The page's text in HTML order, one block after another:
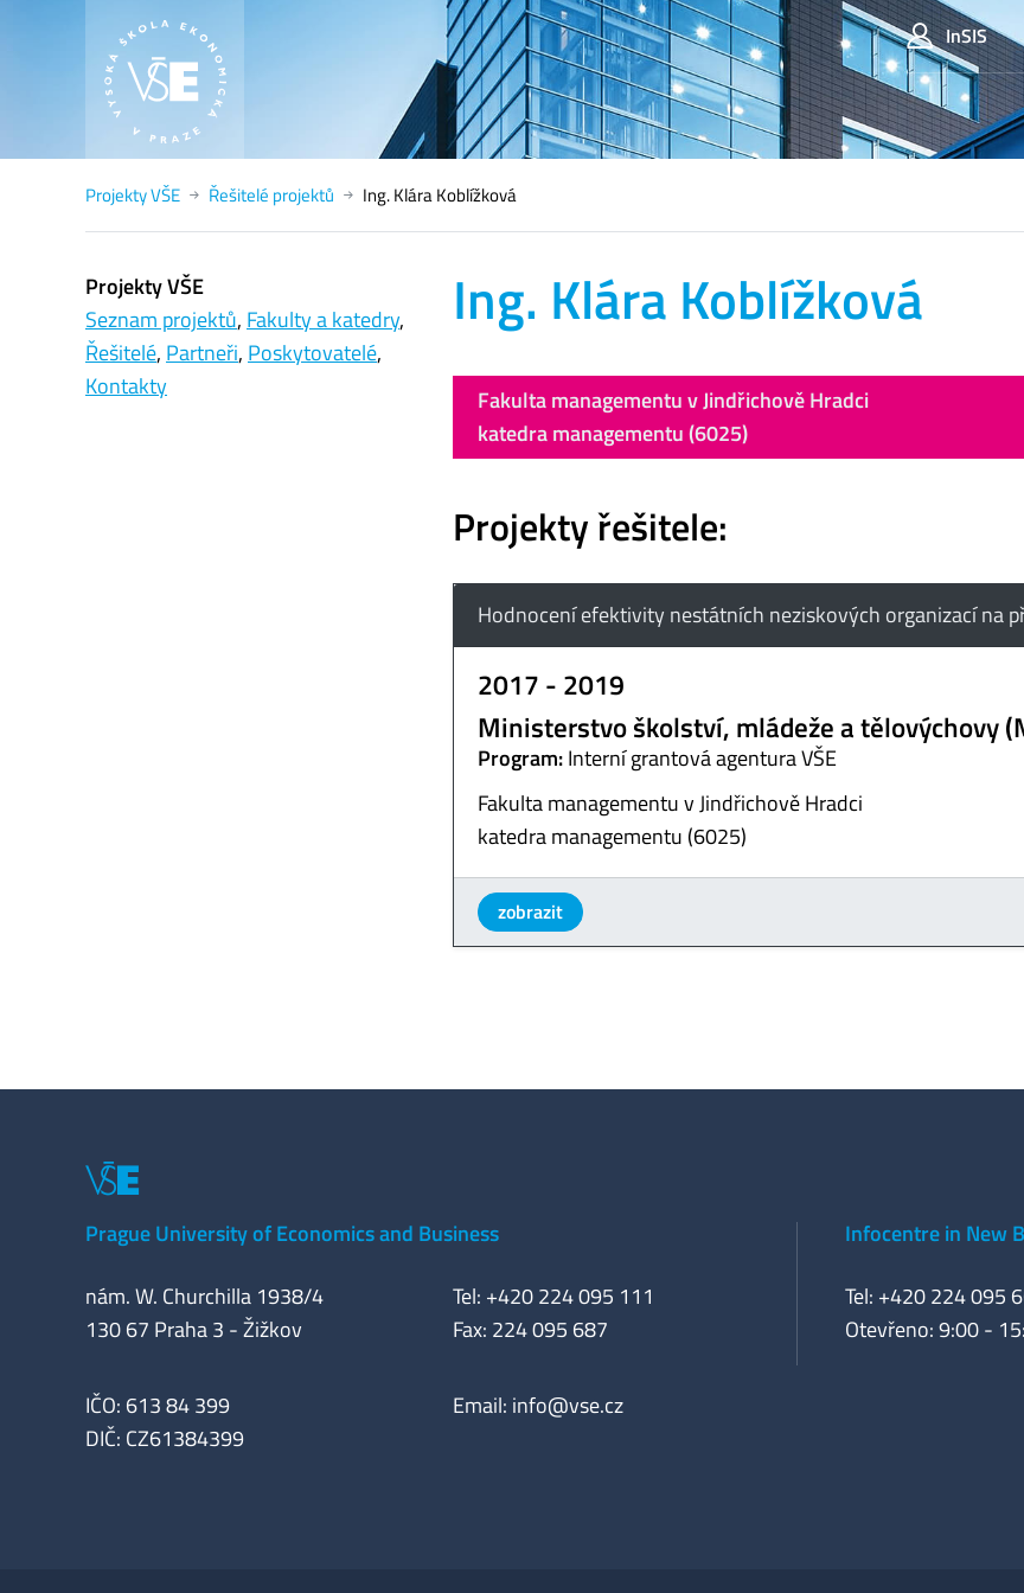
InSIS
Projekty VŠE Řešitelé projektů Ing. Klára Koblížková
Ing. Klára Koblížková
Fakulta managementu v Jindřichově Hradci
katedra managementu (6025)
Projekty řešitele:
Hodnocení efektivity nestátních neziskových organizací na
2017 - 2019
Ministerstvo školství, mládeže a tělovýchovy
Program:Interní grantová agentura VŠE
Fakulta managementu v Jindřichově Hradci
katedra managementu (6025)
zobrazit
Projekty VŠE
Seznam projektů, Fakulty a katedry,
Řešitelé, Partneři, Poskytovatelé,
Kontakty
Prague University of Economics and Business
nám. W. Churchilla 1938/4
130 67 Praha 3 - Žižkov
Tel: +420 224 095 111
Fax: 224 095 687
IČO: 613 84 399
DIČ: CZ61384399
Email: info@vse.cz
Infocentre in New
Tel: +420 224 095
Otevřeno: 9:00 -